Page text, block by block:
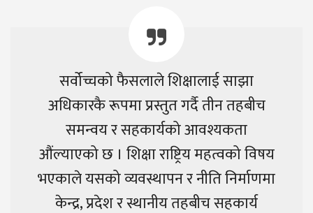
सर्वोच्चको फैसलाले शिक्षालाई साझा
अधिकारकै रूपमा प्रस्तुत गर्दै तीन तहबीच
समन्वय र सहकार्यको आवश्यकता
औंल्याएको छ । शिक्षा राष्ट्रिय महत्वको विषय
भएकाले यसको व्यवस्थापन र नीति निर्माणमा
केन्द्र, प्रदेश र स्थानीय तहबीच सहकार्य